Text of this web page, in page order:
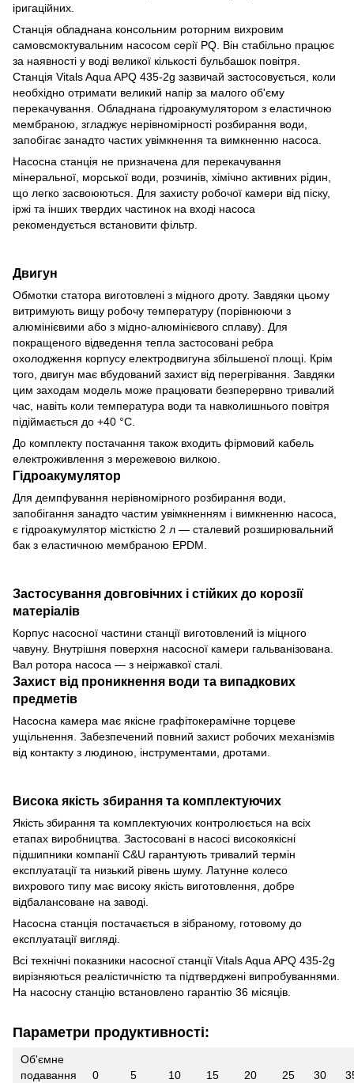
іригаційних.
Станція обладнана консольним роторним вихровим
самовсмоктувальним насосом серії PQ. Він стабільно працює
за наявності у воді великої кількості бульбашок повітря.
Станція Vitals Aqua APQ 435-2g зазвичай застосовується, коли
необхідно отримати великий напір за малого об'єму
перекачування. Обладнана гідроакумулятором з еластичною
мембраною, згладжує нерівномірності розбирання води,
запобігає занадто частих увімкнення та вимкненню насоса.
Насосна станція не призначена для перекачування
мінеральної, морської води, розчинів, хімічно активних рідин,
що легко засвоюються. Для захисту робочої камери від піску,
іржі та інших твердих частинок на вході насоса
рекомендується встановити фільтр.
Двигун
Обмотки статора виготовлені з мідного дроту. Завдяки цьому
витримують вищу робочу температуру (порівнюючи з
алюмінієвими або з мідно-алюмінієвого сплаву). Для
покращеного відведення тепла застосовані ребра
охолодження корпусу електродвигуна збільшеної площі. Крім
того, двигун має вбудований захист від перегрівання. Завдяки
цим заходам модель може працювати безперервно тривалий
час, навіть коли температура води та навколишнього повітря
підіймається до +40 °C.
До комплекту постачання також входить фірмовий кабель
електроживлення з мережевою вилкою.
Гідроакумулятор
Для демпфування нерівномірного розбирання води,
запобігання занадто частим увімкненням і вимкненню насоса,
є гідроакумулятор місткістю 2 л — сталевий розширювальний
бак з еластичною мембраною EPDM.
Застосування довговічних і стійких до корозії
матеріалів
Корпус насосної частини станції виготовлений із міцного
чавуну. Внутрішня поверхня насосної камери гальванізована.
Вал ротора насоса — з неіржавкої сталі.
Захист від проникнення води та випадкових
предметів
Насосна камера має якісне графітокерамічне торцеве
ущільнення. Забезпечений повний захист робочих механізмів
від контакту з людиною, інструментами, дротами.
Висока якість збирання та комплектуючих
Якість збирання та комплектуючих контролюється на всіх
етапах виробництва. Застосовані в насосі високоякісні
підшипники компанії C&U гарантують тривалий термін
експлуатації та низький рівень шуму. Латунне колесо
вихрового типу має високу якість виготовлення, добре
відбалансоване на заводі.
Насосна станція постачається в зібраному, готовому до
експлуатації вигляді.
Всі технічні показники насосної станції Vitals Aqua APQ 435-2g
вирізняються реалістичністю та підтверджені випробуваннями.
На насосну станцію встановлено гарантію 36 місяців.
Параметри продуктивності:
Об'ємне
подавання
0 5 10 15 20 25 30